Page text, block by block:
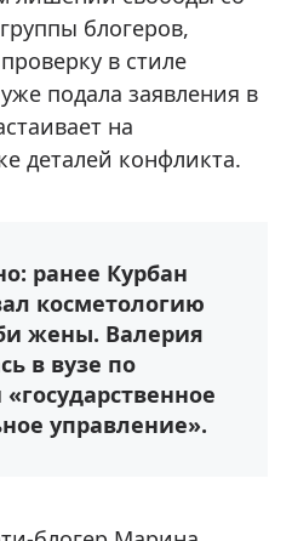
блогеров,
в стиле
подала заявления в
на
деталей конфликта.
ранее Курбан
косметологию
жены. Валерия
в вузе по
управление».